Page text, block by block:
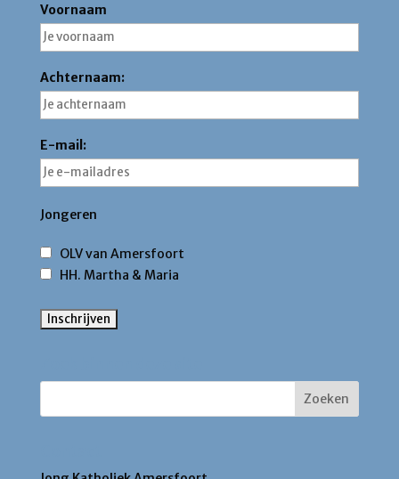
Voornaam
Achternaam:
E-mail:
Jongeren
OLV van Amersfoort
HH. Martha & Maria